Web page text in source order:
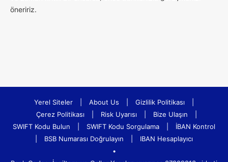
öneririz.
Yerel Siteler About Us Gizlilik Politikası
Çerez Politikası
Risk Uyarısı Bize Ulaşın
SWIFT Kodu Bulun
SWIFT Kodu Sorgulama
İBAN Kontrol
BSB Numarası Doğrulayın
IBAN Hesaplayıcı
•